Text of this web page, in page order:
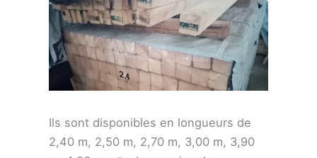
Ils sont disponibles en longueurs de
2,40 m, 2,50 m, 2,70 m, 3,00 m, 3,90